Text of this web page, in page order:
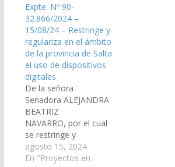
Expte. Nº 90-
32.866/2024 –
15/08/24 – Restringe y
regulariza en el ámbito
de la provincia de Salta
el uso de dispositivos
digitales
De la señora
Senadora ALEJANDRA
BEATRIZ
NAVARRO, por el cual
se restringe y
regulariza en el ámbito
de la provincia de Salta
agosto 15, 2024
En "Proyectos en